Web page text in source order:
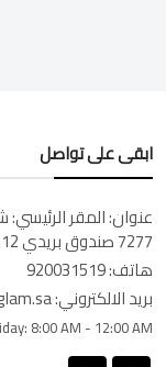
ابقى على تواصل
عنوان:المقر
7277 صندوق بريدي 12212 – الرياض
هاتف:920031519
بريد الالكتروني:
8:00 AM - 12:00 AM